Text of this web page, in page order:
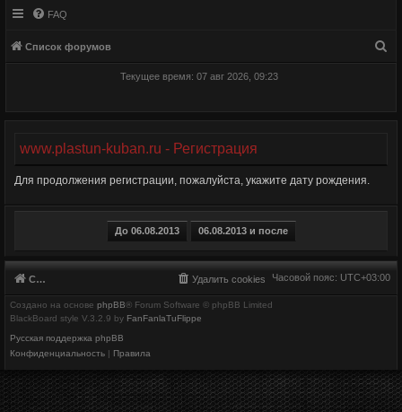
FAQ
Список форумов
Текущее время: 07 авг 2026, 09:23
www.plastun-kuban.ru - Регистрация
Для продолжения регистрации, пожалуйста, укажите дату рождения.
Список форумов Часовой пояс: UTC+03:00
Удалить cookies
Создано на основе phpBB® Forum Software © phpBB Limited
BlackBoard style V.3.2.9 by FanFanlaTuFlippe
Русская поддержка phpBB
Конфиденциальность | Правила